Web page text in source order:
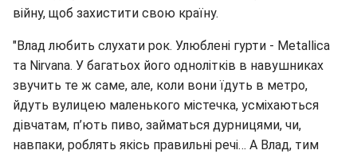
війну, щоб захистити свою країну.
"Влад любить слухати рок. Улюблені гурти - Metallica
та Nirvanа. У багатьох його однолітків в навушниках
звучить те ж саме, але, коли вони їдуть в метро,
йдуть вулицею маленького містечка, усміхаються
дівчатам, п’ють пиво, займаться дурницями, чи,
навпаки, роблять якісь правильні речі… А Влад, тим